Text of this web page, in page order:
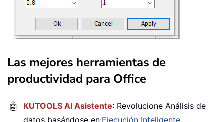
Las mejores herramientas de
productividad para Office
🤖 KUTOOLS AI Asistente: Revolucione Análisis de
datos basándose en:Ejecución Inteligente